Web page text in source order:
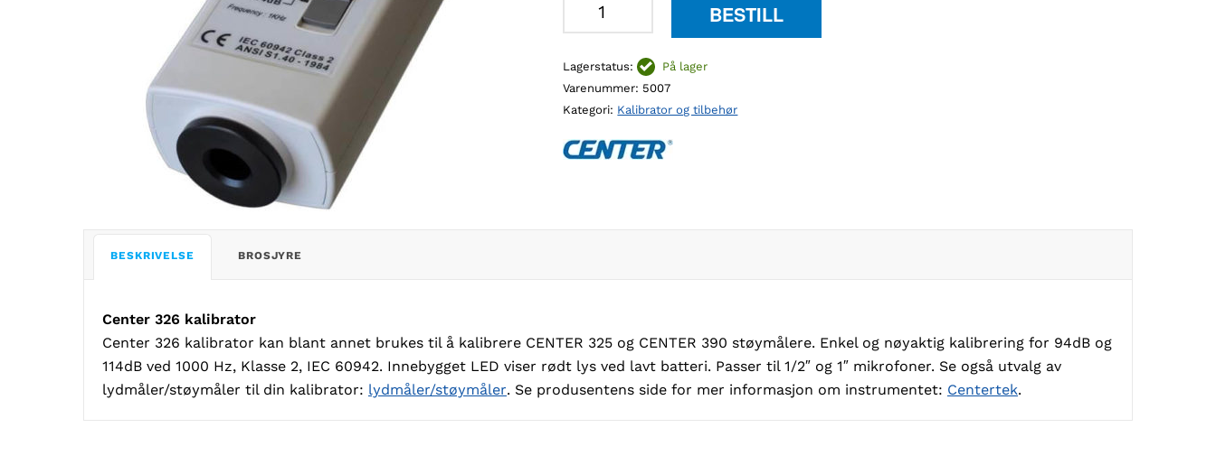
til
lydmåler
antall
BESTILL
Lagerstatus:
På lager
Varenummer: 5007
Kategori: Kalibrator og tilbehør
BESKRIVELSE BROSJYRE
Center 326 kalibrator
Center 326 kalibrator kan blant annet brukes til å kalibrere CENTER 325 og CENTER 390 støymålere. Enkel og nøyaktig kalibrering for 94dB og
114dB ved 1000 Hz, Klasse 2, IEC 60942. Innebygget LED viser rødt lys ved lavt batteri. Passer til 1/2″ og 1″ mikrofoner. Se også utvalg av
lydmåler/støymåler til din kalibrator: lydmåler/støymåler. Se produsentens side for mer informasjon om instrumentet: Centertek.